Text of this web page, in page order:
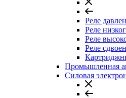
Реле
Реле
Реле
Реле
Промышленная
Силовая